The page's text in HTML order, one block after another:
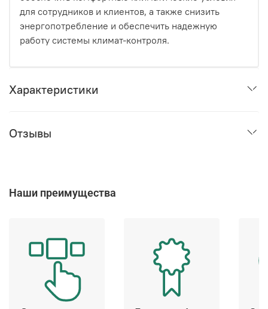
для сотрудников и клиентов, а также снизить
энергопотребление и обеспечить надежную
работу системы климат-контроля.
Характеристики
Отзывы
Наши преимущества